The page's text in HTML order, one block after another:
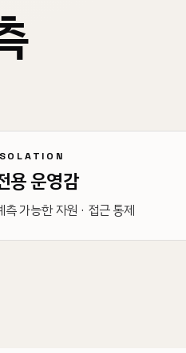
용 운영감
측 가능한 자원 · 접근 통제